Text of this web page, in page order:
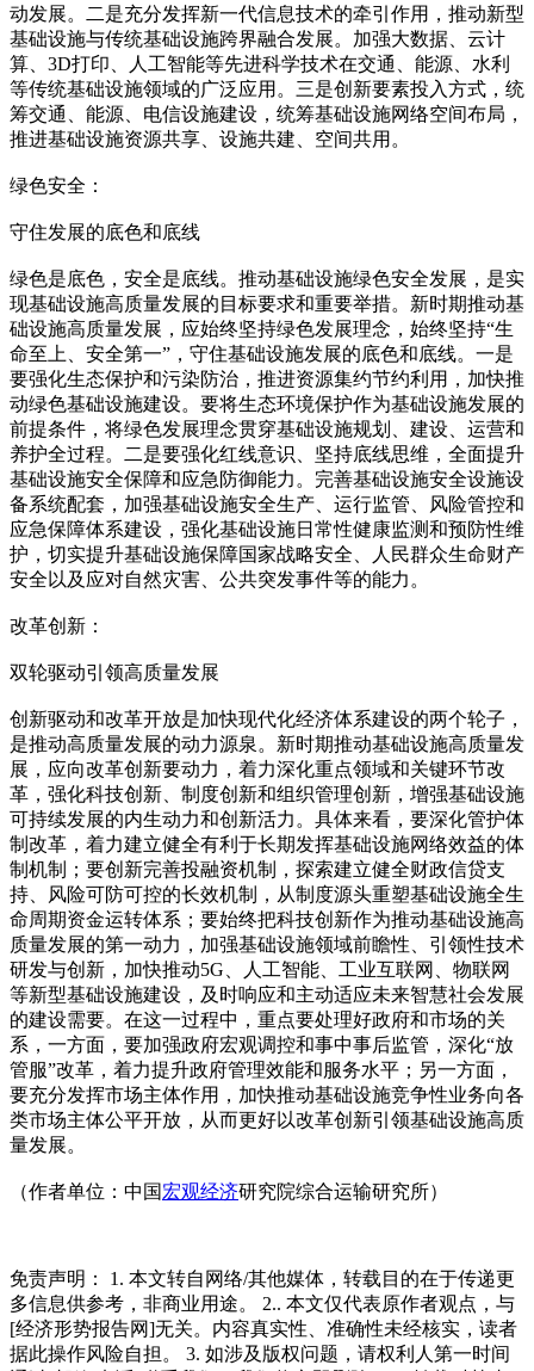
动发展。二是充分发挥新一代信息技术的牵引作用，推动新型
基础设施与传统基础设施跨界融合发展。加强大数据、云计
算、3D打印、人工智能等先进科学技术在交通、能源、水利
等传统基础设施领域的广泛应用。三是创新要素投入方式，统
筹交通、能源、电信设施建设，统筹基础设施网络空间布局，
推进基础设施资源共享、设施共建、空间共用。
绿色安全：
守住发展的底色和底线
绿色是底色，安全是底线。推动基础设施绿色安全发展，是实
现基础设施高质量发展的目标要求和重要举措。新时期推动基
础设施高质量发展，应始终坚持绿色发展理念，始终坚持“生
命至上、安全第一”，守住基础设施发展的底色和底线。一是
要强化生态保护和污染防治，推进资源集约节约利用，加快推
动绿色基础设施建设。要将生态环境保护作为基础设施发展的
前提条件，将绿色发展理念贯穿基础设施规划、建设、运营和
养护全过程。二是要强化红线意识、坚持底线思维，全面提升
基础设施安全保障和应急防御能力。完善基础设施安全设施设
备系统配套，加强基础设施安全生产、运行监管、风险管控和
应急保障体系建设，强化基础设施日常性健康监测和预防性维
护，切实提升基础设施保障国家战略安全、人民群众生命财产
安全以及应对自然灾害、公共突发事件等的能力。
改革创新：
双轮驱动引领高质量发展
创新驱动和改革开放是加快现代化经济体系建设的两个轮子，
是推动高质量发展的动力源泉。新时期推动基础设施高质量发
展，应向改革创新要动力，着力深化重点领域和关键环节改
革，强化科技创新、制度创新和组织管理创新，增强基础设施
可持续发展的内生动力和创新活力。具体来看，要深化管护体
制改革，着力建立健全有利于长期发挥基础设施网络效益的体
制机制；要创新完善投融资机制，探索建立健全财政信贷支
持、风险可防可控的长效机制，从制度源头重塑基础设施全生
命周期资金运转体系；要始终把科技创新作为推动基础设施高
质量发展的第一动力，加强基础设施领域前瞻性、引领性技术
研发与创新，加快推动5G、人工智能、工业互联网、物联网
等新型基础设施建设，及时响应和主动适应未来智慧社会发展
的建设需要。在这一过程中，重点要处理好政府和市场的关
系，一方面，要加强政府宏观调控和事中事后监管，深化“放
管服”改革，着力提升政府管理效能和服务水平；另一方面，
要充分发挥市场主体作用，加快推动基础设施竞争性业务向各
类市场主体公平开放，从而更好以改革创新引领基础设施高质
量发展。
（作者单位：中国宏观经济研究院综合运输研究所）
免责声明： 1. 本文转自网络/其他媒体，转载目的在于传递更
多信息供参考，非商业用途。 2.. 本文仅代表原作者观点，与
[经济形势报告网]无关。内容真实性、准确性未经核实，读者
据此操作风险自担。 3. 如涉及版权问题，请权利人第一时间